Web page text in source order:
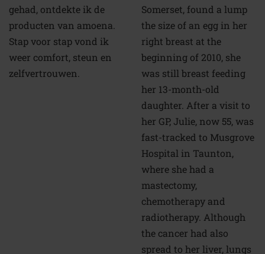
gehad, ontdekte ik de
producten van amoena.
Stap voor stap vond ik
weer comfort, steun en
zelfvertrouwen.
Somerset, found a lump
the size of an egg in her
right breast at the
beginning of 2010, she
was still breast feeding
her 13-month-old
daughter. After a visit to
her GP, Julie, now 55, was
fast-tracked to Musgrove
Hospital in Taunton,
where she had a
mastectomy,
chemotherapy and
radiotherapy. Although
the cancer had also
spread to her liver, lungs